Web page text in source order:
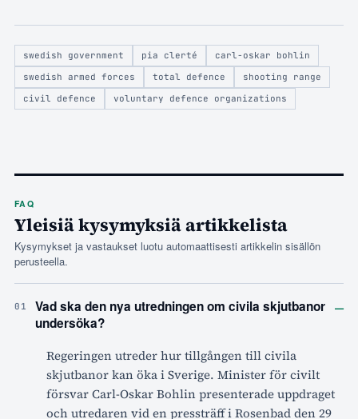
swedish government pia clerté
carl-oskar bohlin
swedish armed forces
total defence
shooting range
civil defence
voluntary defence organizations
FAQ
Yleisiä kysymyksiä artikkelista
Kysymykset ja vastaukset luotu automaattisesti artikkelin sisällön
perusteella.
01
Vad ska den nya utredningen om civila skjutbanor
undersöka?
–
Regeringen utreder hur tillgången till civila
skjutbanor kan öka i Sverige. Minister för civilt
försvar Carl-Oskar Bohlin presenterade uppdraget
och utredaren vid en pressträff i Rosenbad den 29